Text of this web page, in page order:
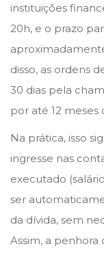
instituições
20h, e o prazo
disso, as ordens
30 dias pela
por até 12 meses
Na prática, isso
ingresse nas
executado
ser
da dívida, sem
Assim, a